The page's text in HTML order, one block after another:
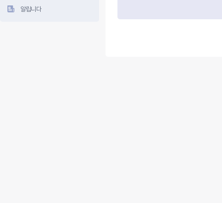
알립니다